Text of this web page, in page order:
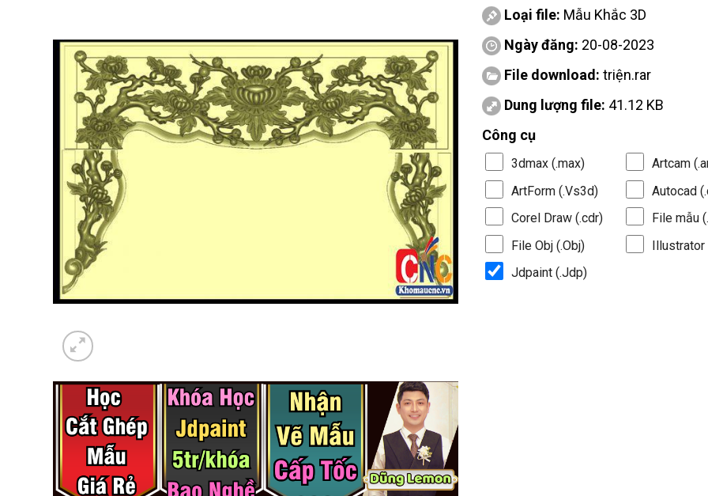
Loại file: Mẫu Khắc 3D
Ngày đăng: 20-08-2023
File download: triện.rar
Dung lượng file: 41.12 KB
Công cụ
3dmax (.max)
Artcam
ArtForm (.Vs3d)
Autocad
Corel Draw (.cdr)
File mẫu
File Obj (.Obj)
Illustrator
Jdpaint (.Jdp)